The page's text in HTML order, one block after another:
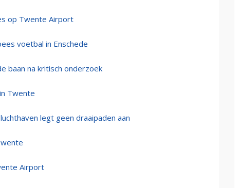
op Twente Airport
voetbal in Enschede
baan na kritisch onderzoek
Twente
legt geen draaipaden aan
Airport